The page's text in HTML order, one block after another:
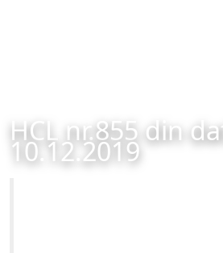
HCL nr.855 din
10.12.2019